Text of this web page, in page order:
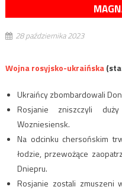
28 października 2023
Wojna rosyjsko-ukraińska
Ukraińcy zbombardowali
Rosjanie zniszczyli
Wozniesiensk.
Na odcinku chersońskim
łodzie, przewożące
Dniepru.
Rosjanie zostali zmuszeni